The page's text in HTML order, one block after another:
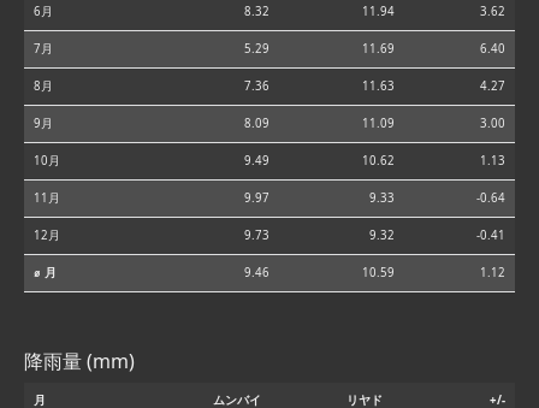
6月 8.32 11.94 3.62
7月 5.29 11.69 6.40
8月 7.36 11.63 4.27
9月 8.09 11.09 3.00
10月 9.49 10.62 1.13
11月 9.97 9.33 -0.64
12月 9.73 9.32 -0.41
⌀ 月 9.46 10.59 1.12
降雨量 (mm)
月 ムンバイ リヤド +/-